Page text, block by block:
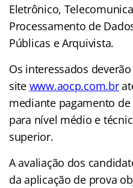
Eletrônico,
Processamento de
Públicas e Arquivista.
Os interessados
site www.aocp.com.br
mediante pagamento de
para nível médio e
superior.
A avaliação dos
da aplicação de prova